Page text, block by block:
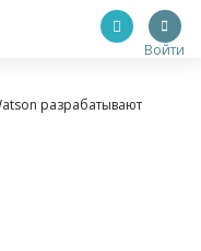
Войти
разрабатывают